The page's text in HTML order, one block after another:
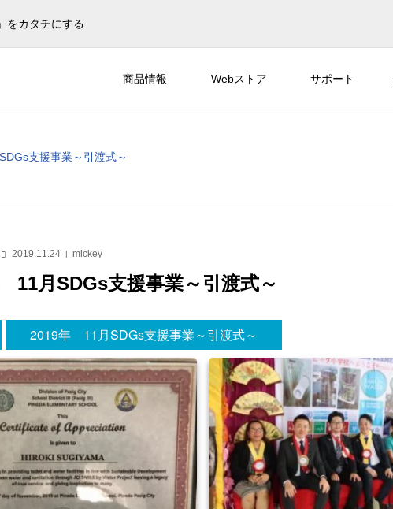
をカタチにする
商品情報 Webストア サポート
支援事業～引渡式～
2019.11.24 mickey
11月SDGs支援事業～引渡式～
2019年 11月SDGs支援事業～引渡式～